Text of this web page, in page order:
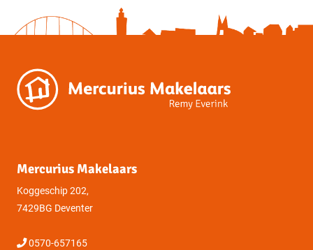
Mercurius Makelaars
Koggeschip 202,
7429BG Deventer
0570-657165